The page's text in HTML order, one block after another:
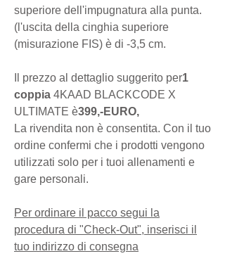
superiore dell'impugnatura alla punta.
(l'uscita della cinghia superiore
(misurazione FIS) è di -3,5 cm.
Il prezzo al dettaglio suggerito per1
coppia 4KAAD BLACKCODE X
ULTIMATE è399,-EURO,
La rivendita non è consentita. Con il tuo
ordine confermi che i prodotti vengono
utilizzati solo per i tuoi allenamenti e
gare personali.
Per ordinare il pacco segui la
procedura di "Check-Out", inserisci il
tuo indirizzo di consegna